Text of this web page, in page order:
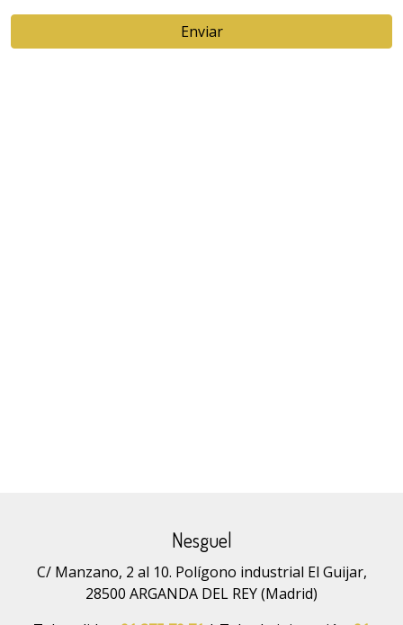
Enviar
Nesguel
C/ Manzano, 2 al 10. Polígono industrial El Guijar,
28500 ARGANDA DEL REY (Madrid)